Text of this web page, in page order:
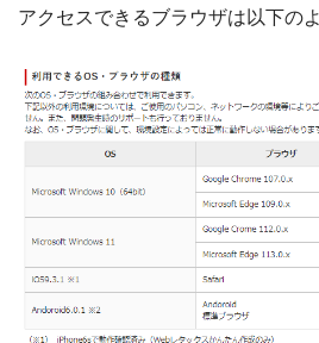
アクセスできるブラウザは以下の